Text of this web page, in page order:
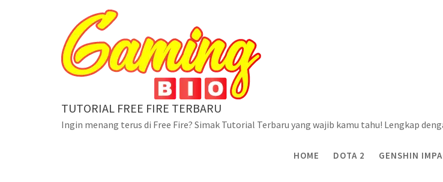
TUTORIAL FREE FIRE TERBARU
Ingin menang terus di Free Fire? Simak Tutorial Terbaru yang wajib kamu tahu! Lengkap
HOME DOTA 2 GENSHIN